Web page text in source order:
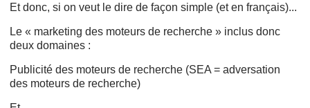
Et donc, si on veut le dire de façon simple (et en français)...
Le « marketing des moteurs de recherche » inclus donc
deux domaines :
Publicité des moteurs de recherche (SEA = adversation
des moteurs de recherche)